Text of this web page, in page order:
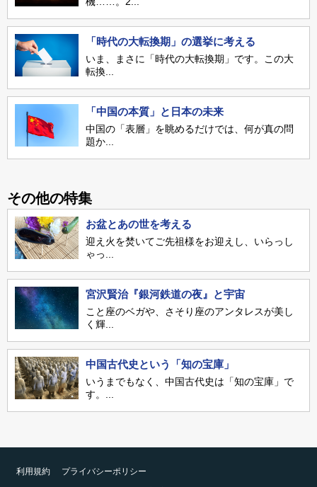
「時代の大転換期」の選挙に考える
いま、まさに「時代の大転換期」です。この大
転換...
「中国の本質」と日本の未来
中国の「表層」を眺めるだけでは、何が真の問
題か...
その他の特集
お盆とあの世を考える
迎え火を焚いてご先祖様をお迎えし、いらっし
ゃっ...
宮沢賢治『銀河鉄道の夜』と宇宙
こと座のベガや、さそり座のアンタレスが美し
く輝...
中国古代史という「知の宝庫」
いうまでもなく、中国古代史は「知の宝庫」で
す。...
利用規約
プライバシーポリシー